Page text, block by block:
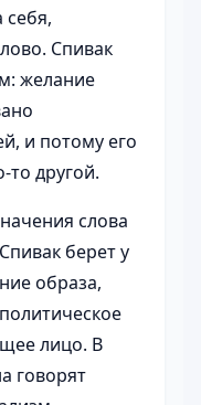
себя,
Спивак
желание
и потому его
то другой.
слова
берет у
образа,
лицо. В
говорят